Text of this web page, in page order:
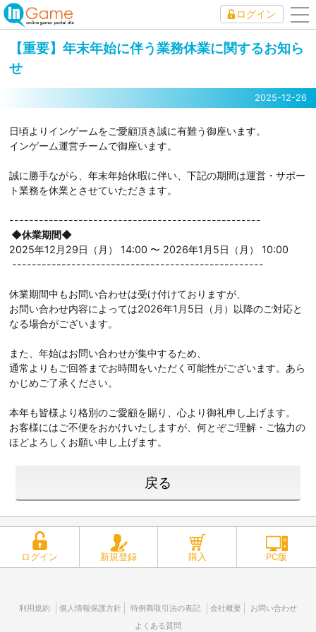
ログイン
【重要】年末年始に伴う業務休業に関するお知ら
せ
2025-12-26
日頃よりインゲームをご愛顧頂き誠に有難う御座います。
インゲーム運営チームで御座います。
誠に勝手ながら、年末年始休暇に伴い、下記の期間は運営・サポー
ト業務を休業とさせていただきます。
---------------------------------------------------
◆休業期間◆
2025年12月29日（月） 14:00 〜 2026年1月5日（月） 10:00
---------------------------------------------------
休業期間中もお問い合わせは受け付けておりますが、
お問い合わせ内容によっては2026年1月5日（月）以降のご対応と
なる場合がございます。
また、年始はお問い合わせが集中するため、
通常よりもご回答までお時間をいただく可能性がございます。あら
かじめご了承ください。
本年も皆様より格別のご愛顧を賜り、心より御礼申し上げます。
お客様にはご不便をおかけいたしますが、何とぞご理解・ご協力の
ほどよろしくお願い申し上げます。
戻る
ログイン 新規登録 購入 PC版
利用規約 個人情報保護方針 特例商取引法の表記 会社概要
お問い合わせ
よくある質問